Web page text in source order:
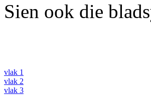
Sien ook die
vlak 1
vlak 2
vlak 3